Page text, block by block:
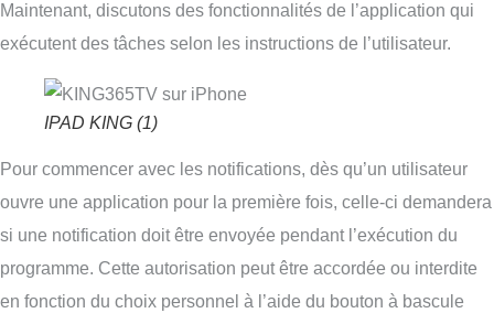
Maintenant, discutons des fonctionnalités de l’application qui
exécutent des tâches selon les instructions de l’utilisateur.
IPAD KING (1)
Pour commencer avec les notifications, dès qu’un utilisateur
ouvre une application pour la première fois, celle-ci demandera
si une notification doit être envoyée pendant l’exécution du
programme. Cette autorisation peut être accordée ou interdite
en fonction du choix personnel à l’aide du bouton à bascule